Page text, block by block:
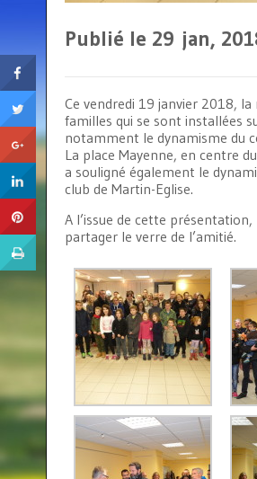
Publié le 29 jan,
Ce vendredi 19 janvier 2018,
familles qui se sont installées
notamment le dynamisme du
La place Mayenne, en centre
a souligné également le
club de Martin-Eglise.
A l’issue de cette
partager le verre de l’amitié.